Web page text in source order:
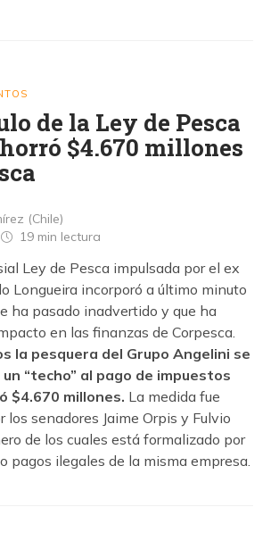
de la Ley de Pesca
$4.670 millones
(Chile)
19 min lectura
Ley de Pesca impulsada por el ex
Longueira incorporó a último minuto
ha pasado inadvertido y que ha
en las finanzas de Corpesca.
la pesquera del Grupo Angelini se
“techo” al pago de impuestos
$4.670 millones. La medida fue
los senadores Jaime Orpis y Fulvio
de los cuales está formalizado por
pagos ilegales de la misma empresa.